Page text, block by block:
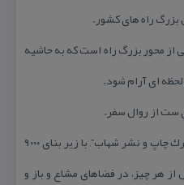
بزرگ راه های كشور.
از محور بزرگ راه است كه به حاشیه
ای آرام شود.
ست از روال سفر.
مجموعه گردشگری مهر و ماه، در “شهرك چاپ و نشر شهاب”, با زیر بنای ۹۰۰۰
و پیش از هر چیز، در فضاهای مشاع و باز و